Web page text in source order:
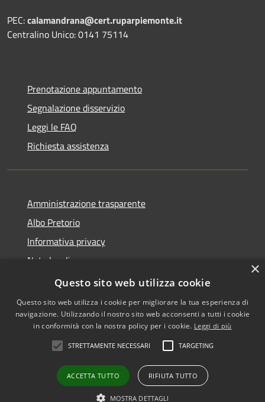
PEC:calamandrana@cert.ruparpiemonte.it
Centralino Unico: 0141 75114
Prenotazione appuntamento
Segnalazione disservizio
Leggi le FAQ
Richiesta assistenza
Amministrazione trasparente
Albo Pretorio
Informativa privacy
Note legali
Dichiarazione di accessibilità
Accessibilità
•Accesso redazione
×
Questo sito web utilizza cookie
Questo sito web utilizza i cookie per migliorare la tua esperienza di
navigazione. Utilizzando il nostro sito web acconsenti a tutti i cookie
in conformità con la nostra policy per i cookie. Leggi di più
STRETTAMENTE NECESSARI TARGETING
ACCETTA TUTTO RIFIUTA TUTTO
MOSTRA DETTAGLI